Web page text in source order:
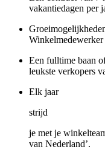
vakantiedagen per
Winkelmedewerker
Een fulltime baan
leukste verkopers
Elk jaar
strijd
je met je
van Nederland’.